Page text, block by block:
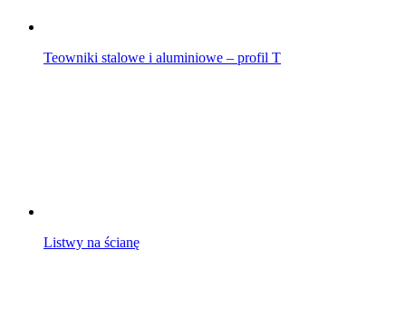
Teowniki stalowe i aluminiowe – profil T
Listwy na ścianę